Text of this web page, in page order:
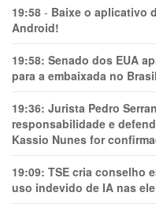
19:58 - Baixe o aplicativo
Android!
19:58: Senado dos EUA
para a embaixada no
19:36: Jurista Pedro
responsabilidade e
Kassio Nunes for
19:09: TSE cria conselho
uso indevido de IA nas